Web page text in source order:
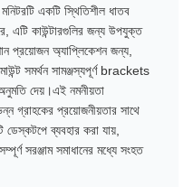
একটি স্থিতিশীল ধাতব
এটি কাউন্টারগুলির জন্য উপযুক্ত
প্রয়োজন অ্যাপ্লিকেশন জন্য,
সমর্থন সামঞ্জস্যপূর্ণ brackets
দেয়।এই নমনীয়তা
গ্রাহকের প্রয়োজনীয়তার সাথে
ব্যবহার করা যায়,
সরঞ্জাম সমাধানের মধ্যে সংহত